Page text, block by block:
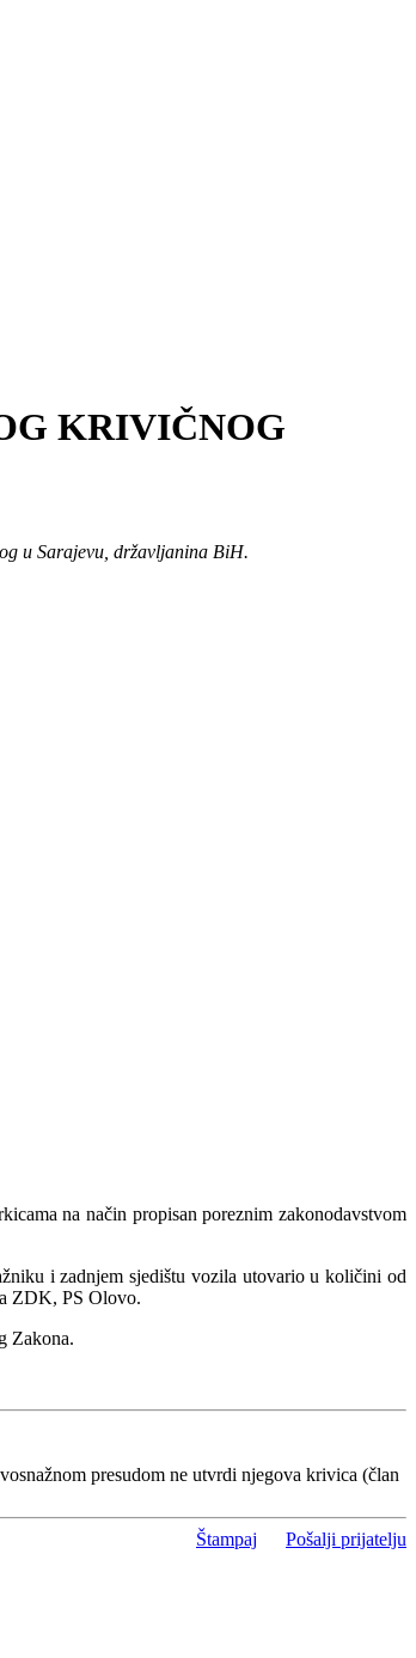
KRIVIČNOG
u Sarajevu, državljanina BiH.
na način propisan poreznim zakonodavstvom
i zadnjem sjedištu vozila utovario u količini od
ZDK, PS Olovo.
Zakona.
presudom ne utvrdi njegova krivica (član
Štampaj Pošalji prijatelju